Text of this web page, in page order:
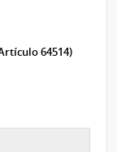
64514)